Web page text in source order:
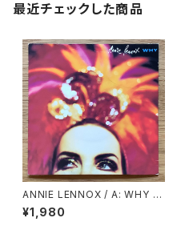
最近チェックした商品
ANNIE LENNOX / A: WHY /
B: PRIMITIVE
¥1,980